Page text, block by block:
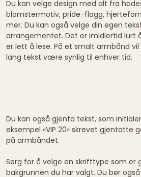
Du kan velge design med alt fra
blomstermotiv, pride-flagg,
mer. Du kan også velge din egen
arrangementet. Det er imidlertid lurt
er lett å lese. På et smalt armbånd
lang tekst være synlig til enhver tid.
Du kan også gjenta tekst, som
eksempel «VIP 20» skrevet gjentatte
på armbåndet.
Sørg for å velge en skrifttype som er
bakgrunnen du har valgt. Du bør